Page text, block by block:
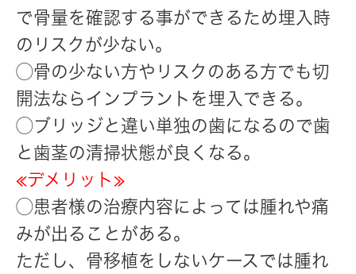
で骨量を確認する事ができるため埋入時
のリスクが少ない。
◯骨の少ない方やリスクのある方でも切
開法ならインプラントを埋入できる。
◯ブリッジと違い単独の歯になるので歯
と歯茎の清掃状態が良くなる。
≪デメリット≫
◯患者様の治療内容によっては腫れや痛
みが出ることがある。
ただし、骨移植をしないケースでは腫れ